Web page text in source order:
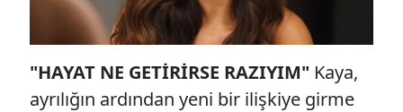
"HAYAT NE GETİRİRSE RAZIYIM" Kaya,
ayrılığın ardından yeni bir ilişkiye girme